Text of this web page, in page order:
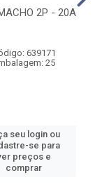
2P - 20A
639171
25
seu login ou
se para
preços e
comprar